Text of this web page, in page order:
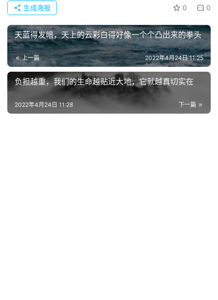
歌
古
今
诗
词
常
登录 注册
0 0
生成海报
天蓝得发暗，天上的云彩白得好像一个个凸出来的拳头
上一篇 2022年4月24日 11:25
负担越重，我们的生命越贴近大地，它就越真切实在
下一篇
2022年4月24日 11:28